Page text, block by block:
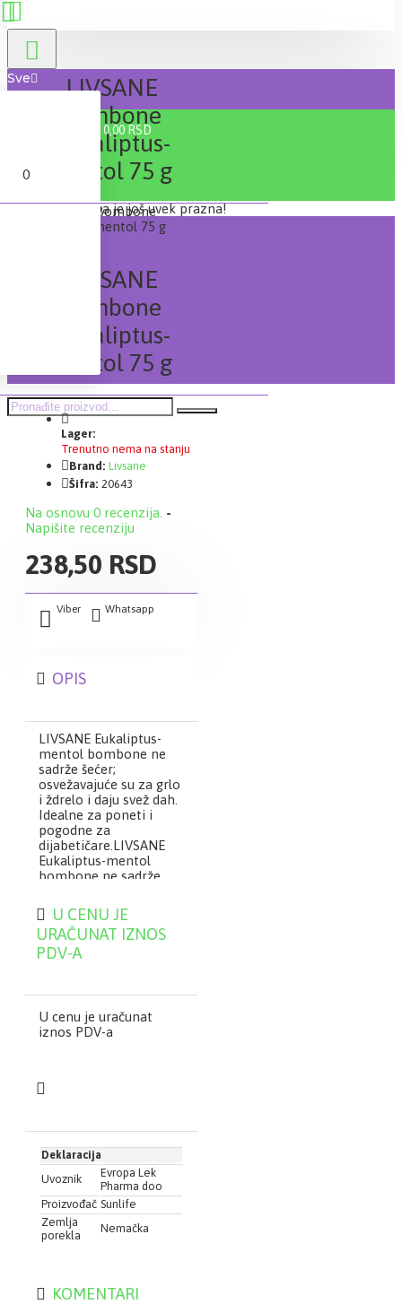
Sve
0 proizvod(a) - 0,00 RSD
0
Vaša korpa je još uvek prazna!
LIVSANE
Bombone
eukaliptus-
mentol 75 g
LIVSANE
Bombone
eukaliptus-
mentol 75 g
Lager:
Trenutno nema na stanju
Brand: Livsane
Šifra: 20643
Na osnovu 0 recenzija. -
Napišite recenziju
238,50 RSD
Viber Whatsapp
OPIS
LIVSANE Eukaliptus-
mentol bombone ne
sadrže šećer;
osvežavajuće su za grlo
i ždrelo i daju svež dah.
Idealne za poneti i
pogodne za
dijabetičare.LIVSANE
Eukaliptus-mentol
bombone ne sadrže
za grlo i ždrelo i daju
svež dah. Idealne za
poneti i pogodne za
dijabetičare.
fenilalanina!
Prekomerna upotreba
može da izazove
U CENU JE
URAČUNAT IZNOS
PDV-A
U cenu je uračunat
iznos PDV-a
Deklaracija
Uvoznik
Evropa Lek
Pharma doo
Proizvođač Sunlife
Zemlja
porekla
Nemačka
KOMENTARI